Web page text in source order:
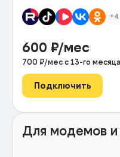
+4
600 ₽/мес
700 ₽/мес с 13-го месяца
Подключить
Для модемов и